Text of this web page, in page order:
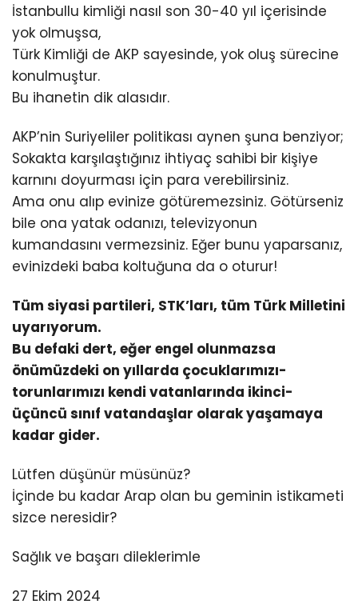
İstanbullu kimliği nasıl son 30-40 yıl içerisinde
yok olmuşsa,
Türk Kimliği de AKP sayesinde, yok oluş sürecine
konulmuştur.
Bu ihanetin dik alasıdır.
AKP’nin Suriyeliler politikası aynen şuna benziyor;
Sokakta karşılaştığınız ihtiyaç sahibi bir kişiye
karnını doyurması için para verebilirsiniz.
Ama onu alıp evinize götüremezsiniz. Götürseniz
bile ona yatak odanızı, televizyonun
kumandasını vermezsiniz. Eğer bunu yaparsanız,
evinizdeki baba koltuğuna da o oturur!
Tüm siyasi partileri, STK’ları, tüm Türk Milletini
uyarıyorum.
Bu defaki dert, eğer engel olunmazsa
önümüzdeki on yıllarda çocuklarımızı-
torunlarımızı kendi vatanlarında ikinci-
üçüncü sınıf vatandaşlar olarak yaşamaya
kadar gider.
Lütfen düşünür müsünüz?
İçinde bu kadar Arap olan bu geminin istikameti
sizce neresidir?
Sağlık ve başarı dileklerimle
27 Ekim 2024